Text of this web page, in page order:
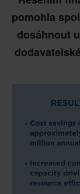
pomohla
dosáhnout